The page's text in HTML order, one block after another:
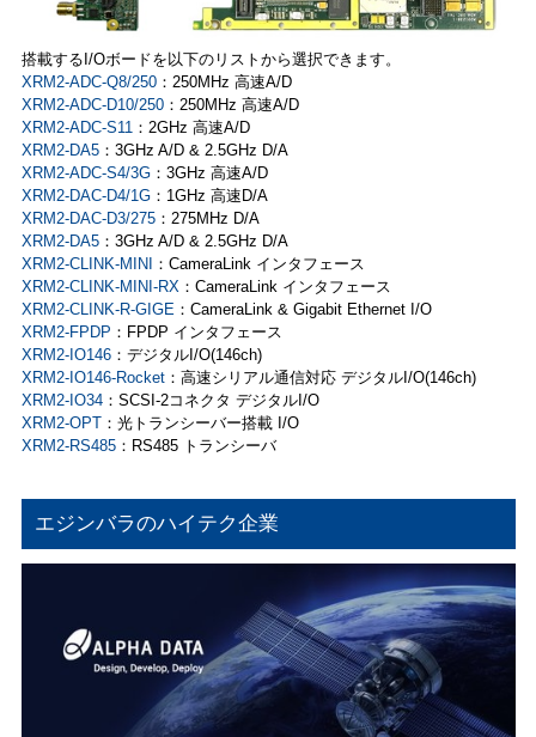
搭載するI/Oボードを以下のリストから選択できます。
XRM2-ADC-Q8/250：250MHz 高速A/D
XRM2-ADC-D10/250：250MHz 高速A/D
XRM2-ADC-S11 ：2GHz 高速A/D
XRM2-DA5：3GHz A/D & 2.5GHz D/A
XRM2-ADC-S4/3G：3GHz 高速A/D
XRM2-DAC-D4/1G：1GHz 高速D/A
XRM2-DAC-D3/275：275MHz D/A
XRM2-DA5：3GHz A/D & 2.5GHz D/A
XRM2-CLINK-MINI ：CameraLink インタフェース
XRM2-CLINK-MINI-RX ：CameraLink インタフェース
XRM2-CLINK-R-GIGE ：CameraLink & Gigabit Ethernet I/O
XRM2-FPDP ：FPDP インタフェース
XRM2-IO146：デジタルI/O(146ch)
XRM2-IO146-Rocket：高速シリアル通信対応 デジタルI/O(146ch)
XRM2-IO34：SCSI-2コネクタ デジタルI/O
XRM2-OPT：光トランシーバー搭載 I/O
XRM2-RS485：RS485 トランシーバ
エジンバラのハイテク企業